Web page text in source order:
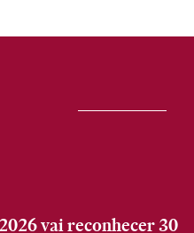
vai reconhecer 30